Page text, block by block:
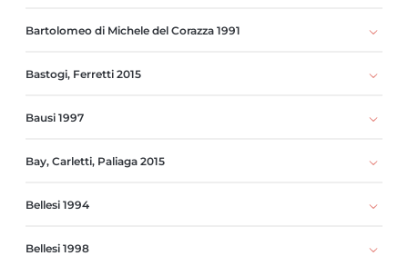
Bartolomeo di Michele del Corazza 1991
Bastogi, Ferretti 2015
Bausi 1997
Bay, Carletti, Paliaga 2015
Bellesi 1994
Bellesi 1998